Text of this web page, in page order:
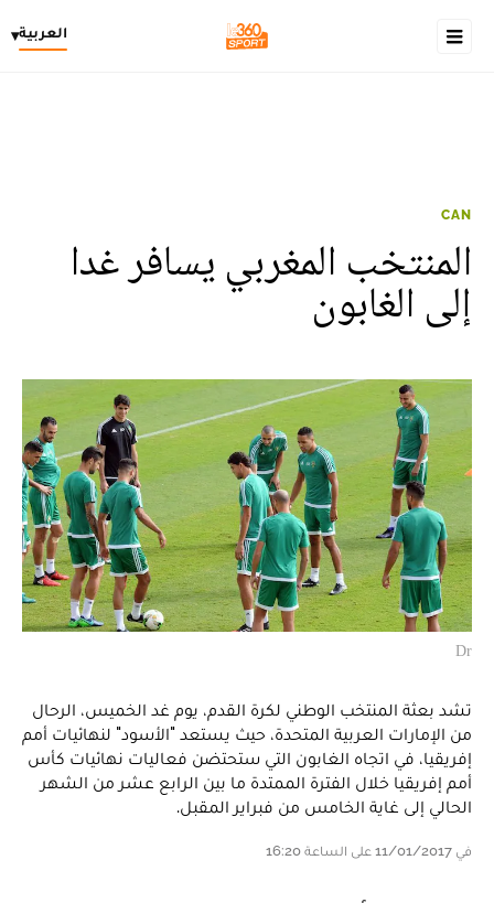
العربية▾
CAN
المنتخب المغربي يسافر غدا
إلى الغابون
Dr
تشد بعثة المنتخب الوطني لكرة القدم، يوم غد الخميس، الرحال
من الإمارات العربية المتحدة، حيث يستعد "الأسود" لنهائيات أمم
إفريقيا، في اتجاه الغابون التي ستحتضن فعاليات نهائيات كأس
أمم إفريقيا خلال الفترة الممتدة ما بين الرابع عشر من الشهر
الحالي إلى غاية الخامس من فبراير المقبل.
في 11/01/2017 على الساعة 16:20